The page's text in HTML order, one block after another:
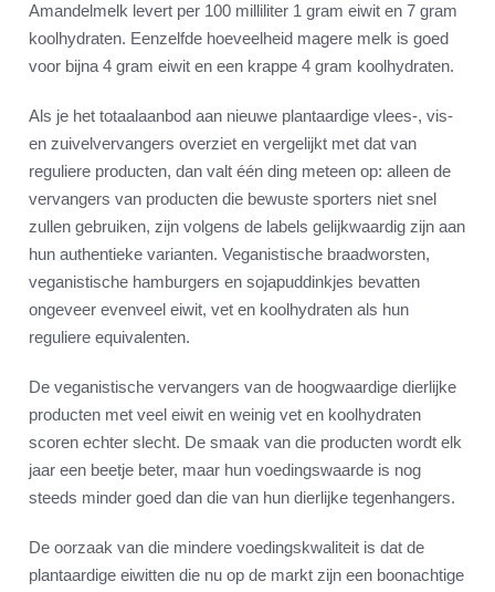
Amandelmelk levert per 100 milliliter 1 gram eiwit en 7 gram
koolhydraten. Eenzelfde hoeveelheid magere melk is goed
voor bijna 4 gram eiwit en een krappe 4 gram koolhydraten.
Als je het totaalaanbod aan nieuwe plantaardige vlees-, vis-
en zuivelvervangers overziet en vergelijkt met dat van
reguliere producten, dan valt één ding meteen op: alleen de
vervangers van producten die bewuste sporters niet snel
zullen gebruiken, zijn volgens de labels gelijkwaardig zijn aan
hun authentieke varianten. Veganistische braadworsten,
veganistische hamburgers en sojapuddinkjes bevatten
ongeveer evenveel eiwit, vet en koolhydraten als hun
reguliere equivalenten.
De veganistische vervangers van de hoogwaardige dierlijke
producten met veel eiwit en weinig vet en koolhydraten
scoren echter slecht. De smaak van die producten wordt elk
jaar een beetje beter, maar hun voedingswaarde is nog
steeds minder goed dan die van hun dierlijke tegenhangers.
De oorzaak van die mindere voedingskwaliteit is dat de
plantaardige eiwitten die nu op de markt zijn een boonachtige